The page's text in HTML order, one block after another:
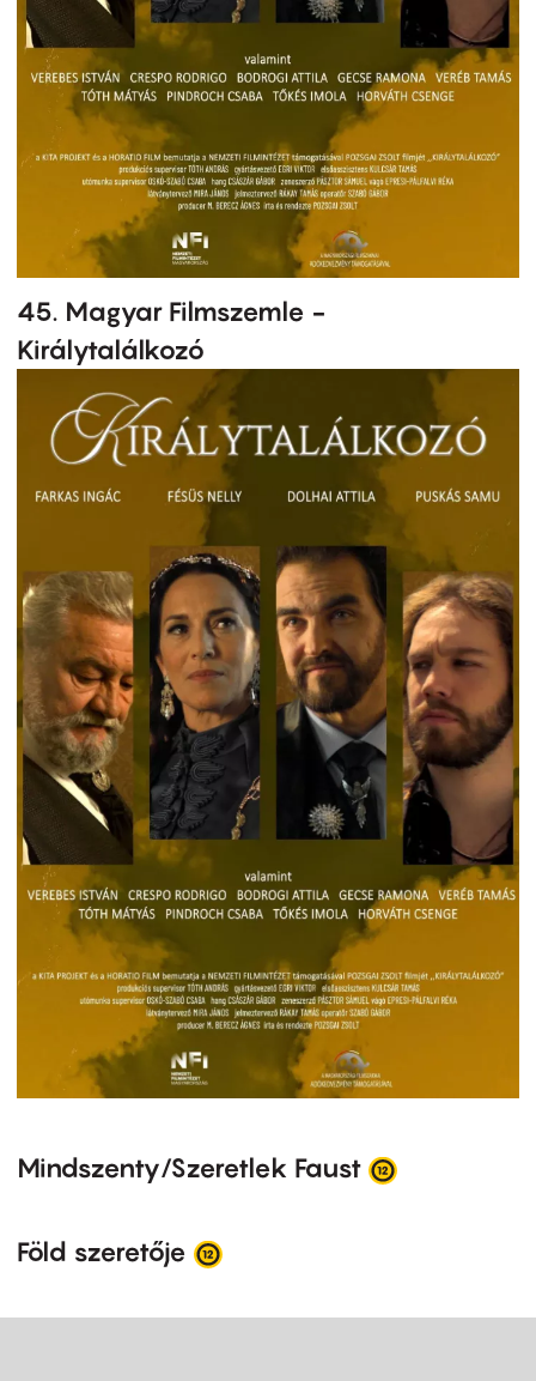
45. Magyar Filmszemle -
Királytalálkozó
Mindszenty/Szeretlek Faust
Föld szeretője